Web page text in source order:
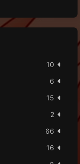
10
6
15
2
66
16